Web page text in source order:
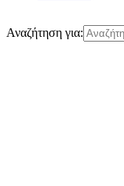
Αναζήτηση για: